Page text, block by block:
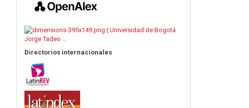
Directorios internacionales